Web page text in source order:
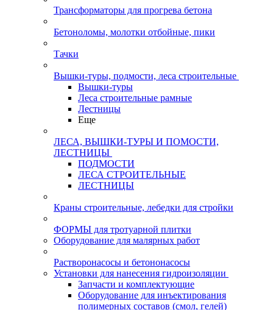
Трансформаторы для прогрева бетона
Бетоноломы, молотки отбойные, пики
Тачки
Вышки-туры, подмости, леса строительные
Вышки-туры
Леса строительные рамные
Лестницы
Еще
ЛЕСА, ВЫШКИ-ТУРЫ И ПОМОСТИ,
ЛЕСТНИЦЫ
ПОДМОСТИ
ЛЕСА СТРОИТЕЛЬНЫЕ
ЛЕСТНИЦЫ
Краны строительные, лебедки для стройки
ФОРМЫ для тротуарной плитки
Оборудование для малярных работ
Растворонасосы и бетононасосы
Установки для нанесения гидроизоляции
Запчасти и комплектующие
Оборудование для инъектирования
полимерных составов (смол, гелей)